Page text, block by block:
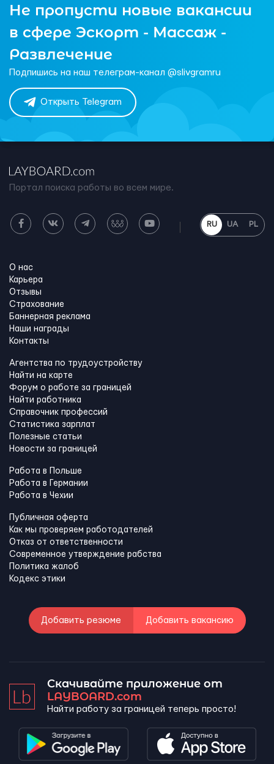
Не пропусти новые вакансии
в сфере Эскорт - Массаж -
Развлечение
Подпишись на наш телеграм-канал @slivgramru
Открыть Telegram
Портал поиска работы во всем мире.
RU UA PL
О нас
Карьера
Отзывы
Страхование
Баннерная реклама
Наши награды
Контакты
Агентства по трудоустройству
Найти на карте
Форум о работе за границей
Найти работника
Справочник профессий
Статистика зарплат
Полезные статьи
Новости за границей
Работа в Польше
Работа в Германии
Работа в Чехии
Публичная оферта
Как мы проверяем работодателей
Отказ от ответственности
Современное утверждение рабства
Политика жалоб
Кодекс этики
Добавить резюме Добавить вакансию
Скачивайте приложение от
LAYBOARD.com
Найти работу за границей теперь просто!